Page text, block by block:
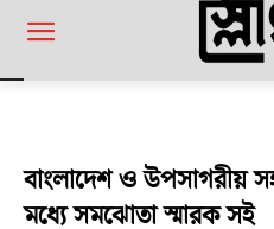
বাংলাদেশ ও উপসাগরীয়
মধ্যে সমঝোতা স্মারক সই